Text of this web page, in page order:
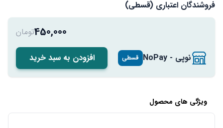
فروشندگان اعتباری (قسطی)
نوپی - NoPay قسطی
450,000تومان
افزودن به سبد خرید
ویژگی های محصول